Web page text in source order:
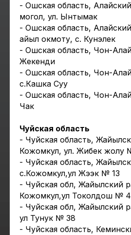
- Ошская область,
могол, ул. Ынтымак
- Ошская область,
айыл окмоту, с. Кунэлек
- Ошская область, Чон-
Жекенди
- Ошская область, Чон-
с.Кашка Суу
- Ошская область, Чон-
Чак
Чуйская область
- Чуйская область,
Кожомкул, ул. Жибек жолу
- Чуйская область,
с.Кожомкул,ул Жээк № 13
- Чуйская обл, Жайылский
Кожомкул,ул Токолдош № 4
- Чуйская обл, Жайылский
ул Тунук № 38
- Чуйская область,